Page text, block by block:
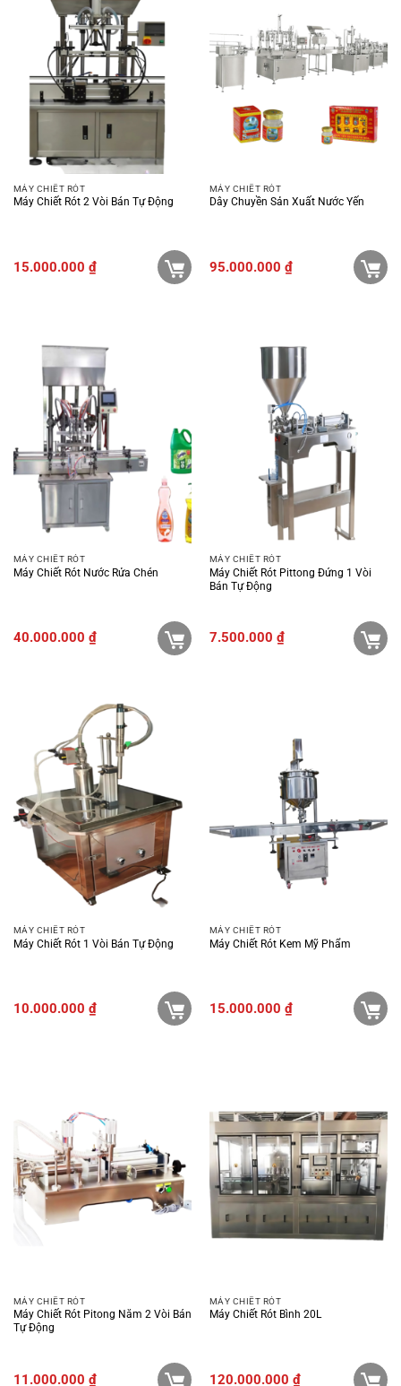
MÁY CHIẾT RÓT
Máy Chiết Rót 2 Vòi Bán Tự Động
15.000.000 ₫
MÁY CHIẾT RÓT
Dây Chuyền Sản Xuất Nước Yến
95.000.000 ₫
MÁY CHIẾT RÓT
Máy Chiết Rót Nước Rửa Chén
40.000.000 ₫
MÁY CHIẾT RÓT
Máy Chiết Rót Pittong Đứng 1 Vòi
Bán Tự Động
7.500.000 ₫
MÁY CHIẾT RÓT
Máy Chiết Rót 1 Vòi Bán Tự Động
10.000.000 ₫
MÁY CHIẾT RÓT
Máy Chiết Rót Kem Mỹ Phẩm
15.000.000 ₫
MÁY CHIẾT RÓT
Máy Chiết Rót Pitong Nằm 2 Vòi Bán
Tự Động
11.000.000 ₫
MÁY CHIẾT RÓT
Máy Chiết Rót Bình 20L
120.000.000 ₫